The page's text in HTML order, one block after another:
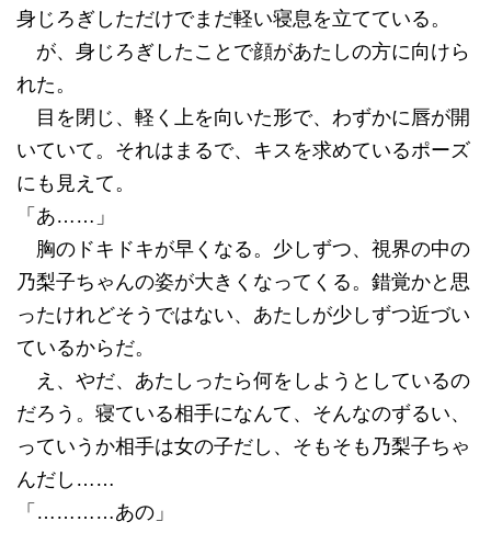
身じろぎしただけでまだ軽い寝息を立てている。
が、身じろぎしたことで顔があたしの方に向けら
れた。
目を閉じ、軽く上を向いた形で、わずかに唇が開
いていて。それはまるで、キスを求めているポーズ
にも見えて。
「あ……」
胸のドキドキが早くなる。少しずつ、視界の中の
乃梨子ちゃんの姿が大きくなってくる。錯覚かと思
ったけれどそうではない、あたしが少しずつ近づい
ているからだ。
え、やだ、あたしったら何をしようとしているの
だろう。寝ている相手になんて、そんなのずるい、
っていうか相手は女の子だし、そもそも乃梨子ちゃ
んだし……
「…………あの」